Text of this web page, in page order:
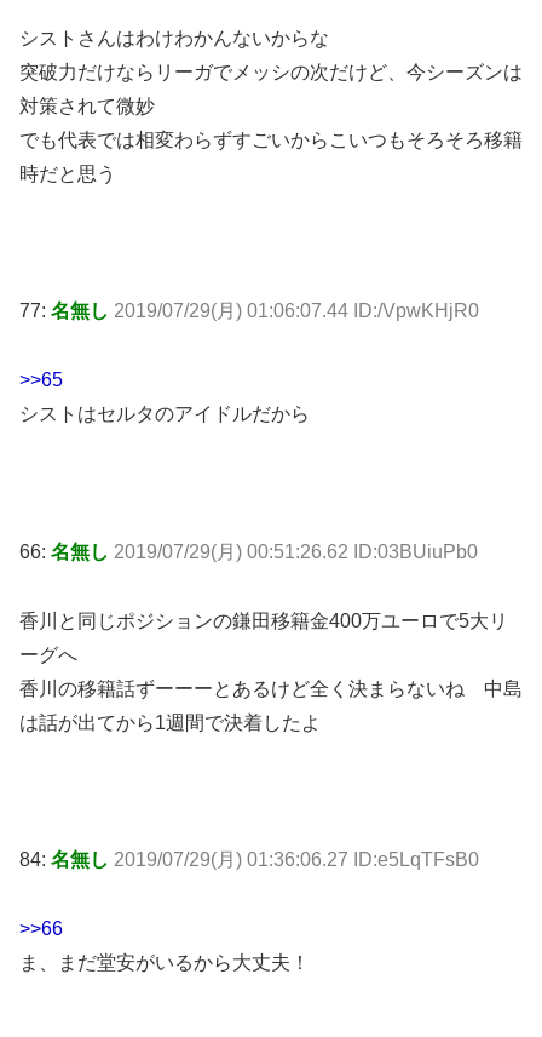
シストさんはわけわかんないからな
突破力だけならリーガでメッシの次だけど、今シーズンは
対策されて微妙
でも代表では相変わらずすごいからこいつもそろそろ移籍
時だと思う
77: 名無し 2019/07/29(月) 01:06:07.44 ID:/VpwKHjR0
>>65
シストはセルタのアイドルだから
66: 名無し 2019/07/29(月) 00:51:26.62 ID:03BUiuPb0
香川と同じポジションの鎌田移籍金400万ユーロで5大リ
ーグへ
香川の移籍話ずーーーとあるけど全く決まらないね 中島
は話が出てから1週間で決着したよ
84: 名無し 2019/07/29(月) 01:36:06.27 ID:e5LqTFsB0
>>66
ま、まだ堂安がいるから大丈夫！